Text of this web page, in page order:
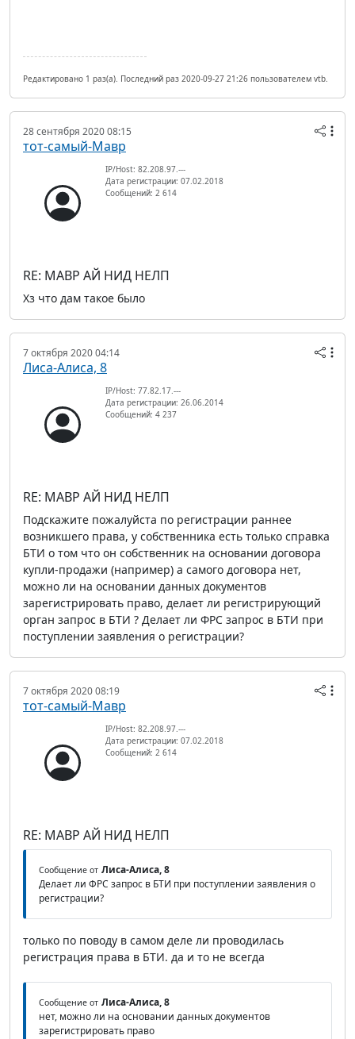
Редактировано 1 раз(а). Последний раз 2020-09-27 21:26 пользователем vtb.
28 сентября 2020 08:15
тот-самый-Мавр
IP/Host: 82.208.97.---
Дата регистрации: 07.02.2018
Сообщений: 2 614
RE: МАВР АЙ НИД НЕЛП
Хз что дам такое было
7 октября 2020 04:14
Лиса-Алиса, 8
IP/Host: 77.82.17.---
Дата регистрации: 26.06.2014
Сообщений: 4 237
RE: МАВР АЙ НИД НЕЛП
Подскажите пожалуйста по регистрации раннее
возникшего права, у собственника есть только справка
БТИ о том что он собственник на основании договора
купли-продажи (например) а самого договора нет,
можно ли на основании данных документов
зарегистрировать право, делает ли регистрирующий
орган запрос в БТИ ? Делает ли ФРС запрос в БТИ при
поступлении заявления о регистрации?
7 октября 2020 08:19
тот-самый-Мавр
IP/Host: 82.208.97.---
Дата регистрации: 07.02.2018
Сообщений: 2 614
RE: МАВР АЙ НИД НЕЛП
Сообщение от Лиса-Алиса, 8
Делает ли ФРС запрос в БТИ при поступлении заявления о
регистрации?
только по поводу в самом деле ли проводилась
регистрация права в БТИ. да и то не всегда
Сообщение от Лиса-Алиса, 8
нет, можно ли на основании данных документов
зарегистрировать право